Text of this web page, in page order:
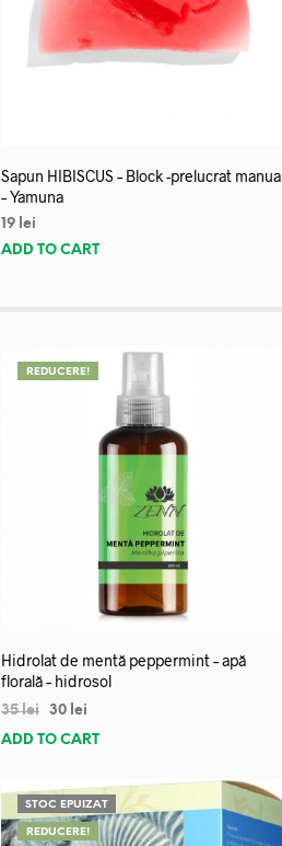
Sapun HIBISCUS – Block -prelucrat manual
– Yamuna
19 lei
ADD TO CART
REDUCERE!
Hidrolat de mentă peppermint – apă
florală – hidrosol
35lei 30 lei
ADD TO CART
STOC EPUIZAT
REDUCERE!